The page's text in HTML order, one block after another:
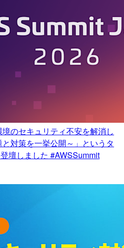
境のセキュリティ不安を解消し
対策を一挙公開～」というタ
壇しました #AWSSummit